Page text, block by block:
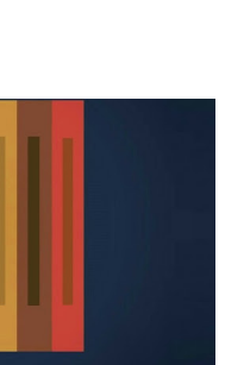
تعاليمها وطهر المجتمع
يحتل عزرا الكاتب مكانه عاليه
مذكوره في ( سفر عزرا ) في
اليهوديه للمشناه والمعروفه
عزرا الكاتب كان مستحقاً لان
السلام سبقه ! כי ראויה הייתה